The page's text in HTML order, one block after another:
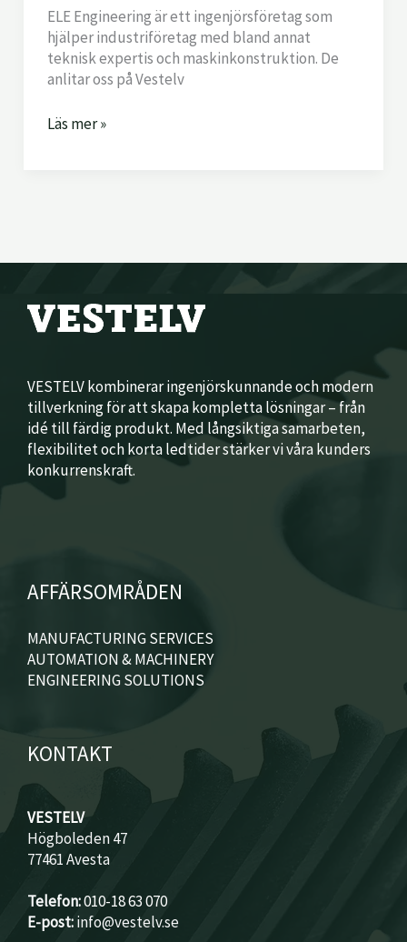
ELE Engineering är ett ingenjörsföretag som
hjälper industriföretag med bland annat
teknisk expertis och maskinkonstruktion. De
anlitar oss på Vestelv
Läs mer »
VESTELV kombinerar ingenjörskunnande och modern
tillverkning för att skapa kompletta lösningar – från
idé till färdig produkt. Med långsiktiga samarbeten,
flexibilitet och korta ledtider stärker vi våra kunders
konkurrenskraft.
AFFÄRSOMRÅDEN
MANUFACTURING SERVICES
AUTOMATION & MACHINERY
ENGINEERING SOLUTIONS
KONTAKT
VESTELV
Högboleden 47
77461 Avesta
Telefon:010-18 63 070
E-post:info@vestelv.se